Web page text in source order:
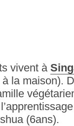
vivent à
à la maison).
(6ans).